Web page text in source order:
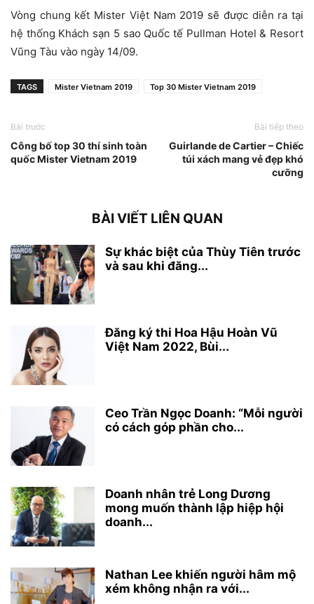
Vòng chung kết Mister Việt Nam 2019 sẽ được diễn ra tại
hệ thống Khách sạn 5 sao Quốc tế Pullman Hotel & Resort
Vũng Tàu vào ngày 14/09.
TAGS Mister Vietnam 2019 Top 30 Mister Vietnam 2019
Bài trước
Công bố top 30 thí sinh toàn
quốc Mister Vietnam 2019
Bài tiếp theo
Guirlande de Cartier – Chiếc
túi xách mang vẻ đẹp khó
cưỡng
BÀI VIẾT LIÊN QUAN
Sự khác biệt của Thùy Tiên trước
và sau khi đăng...
Đăng ký thi Hoa Hậu Hoàn Vũ
Việt Nam 2022, Bùi...
Ceo Trần Ngọc Doanh: “Mỗi người
có cách góp phần cho...
Doanh nhân trẻ Long Dương
mong muốn thành lập hiệp hội
doanh...
Nathan Lee khiến người hâm mộ
xém không nhận ra với...